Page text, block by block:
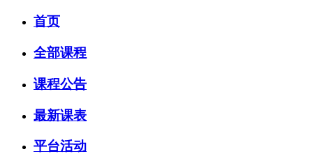
首页
全部课程
课程公告
最新课表
平台活动